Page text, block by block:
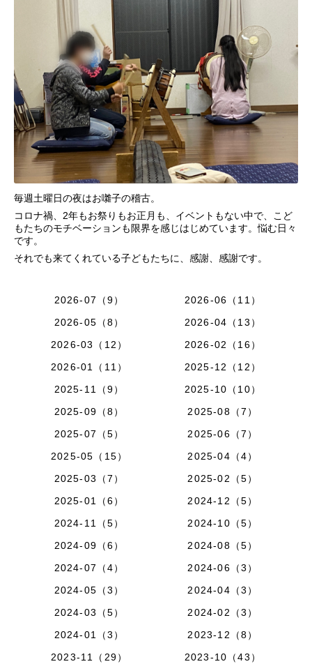
毎週土曜日の夜はお囃子の稽古。
コロナ禍、2年もお祭りもお正月も、イベントもない中で、こど
もたちのモチベーションも限界を感じはじめています。悩む日々
です。
それでも来てくれている子どもたちに、感謝、感謝です。
2026-07（9）
2026-06（11）
2026-05（8）
2026-04（13）
2026-03（12）
2026-02（16）
2026-01（11）
2025-12（12）
2025-11（9）
2025-10（10）
2025-09（8）
2025-08（7）
2025-07（5）
2025-06（7）
2025-05（15）
2025-04（4）
2025-03（7）
2025-02（5）
2025-01（6）
2024-12（5）
2024-11（5）
2024-10（5）
2024-09（6）
2024-08（5）
2024-07（4）
2024-06（3）
2024-05（3）
2024-04（3）
2024-03（5）
2024-02（3）
2024-01（3）
2023-12（8）
2023-11（29）
2023-10（43）